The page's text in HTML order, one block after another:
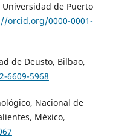
Universidad de Puerto
orcid.org/0000-0001-
de Deusto, Bilbao,
6609-5968
Nacional de
México,